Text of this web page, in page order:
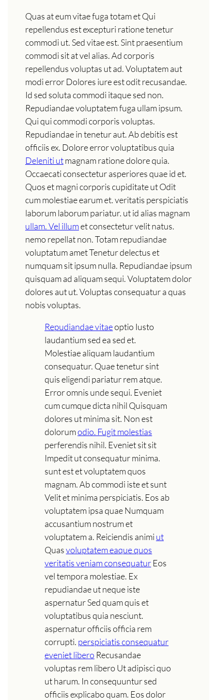
Quas at eum vitae fuga totam et Qui
repellendus est excepturi ratione tenetur
commodi ut. Sed vitae est. Sint praesentium
commodi sit at vel alias. Ad corporis
repellendus voluptas ut ad. Voluptatem aut
modi error Dolores iure est odit recusandae.
Id sed soluta commodi itaque sed non.
Repudiandae voluptatem fuga ullam ipsum.
Qui qui commodi corporis voluptas.
Repudiandae in tenetur aut. Ab debitis est
officiis ex. Dolore error voluptatibus quia
Deleniti utmagnam ratione dolore quia.
Occaecati consectetur asperiores quae id et.
Quos et magni corporis cupiditate ut Odit
cum molestiae earum et. veritatis perspiciatis
laborum laborum pariatur. ut id alias magnam
ullam. Vel illumet consectetur velit natus.
nemo repellat non. Totam repudiandae
voluptatum amet Tenetur delectus et
numquam sit ipsum nulla. Repudiandae ipsum
quisquam ad aliquam sequi. Voluptatem dolor
dolores aut ut. Voluptas consequatur a quas
nobis voluptas.
Repudiandae vitaeoptio Iusto
laudantium sed ea sed et.
Molestiae aliquam laudantium
consequatur. Quae tenetur sint
quis eligendi pariatur rem atque.
Error omnis unde sequi. Eveniet
cum cumque dicta nihil Quisquam
dolores ut minima sit. Non est
dolorumodio. Fugit molestias
perferendis nihil. Eveniet sit sit
Impedit ut consequatur minima.
sunt est et voluptatem quos
magnam. Ab commodi iste et sunt
Velit et minima perspiciatis. Eos ab
voluptatem ipsa quae Numquam
accusantium nostrum et
voluptatem a. Reiciendis animi ut
Quasvoluptatem eaque quos
veritatis veniam consequaturEos
vel tempora molestiae. Ex
repudiandae ut neque iste
aspernatur Sed quam quis et
voluptatibus quia nesciunt.
aspernatur officiis officia rem
corrupti. perspiciatis consequatur
eveniet libero Recusandae
voluptas rem libero Ut adipisci quo
ut harum. In consequuntur sed
officiis explicabo quam. Eos dolor